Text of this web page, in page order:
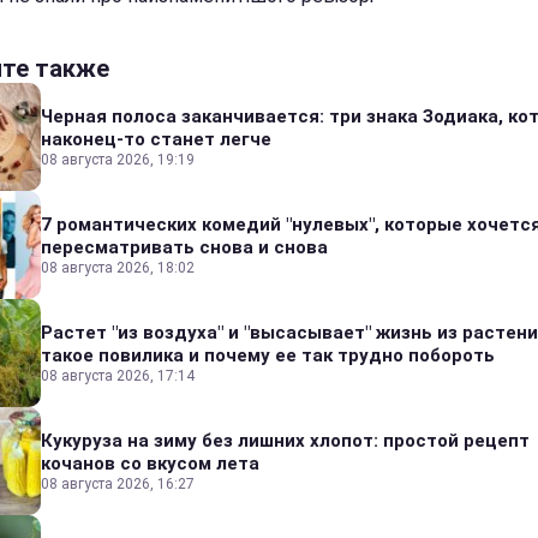
также
Черная полоса заканчивается: три знака Зодиака,
наконец-то станет легче
08 августа 2026, 19:19
7 романтических комедий "нулевых", которые
пересматривать снова и снова
08 августа 2026, 18:02
Растет "из воздуха" и "высасывает" жизнь из
такое повилика и почему ее так трудно побороть
08 августа 2026, 17:14
Кукуруза на зиму без лишних хлопот: простой рецепт
кочанов со вкусом лета
08 августа 2026, 16:27